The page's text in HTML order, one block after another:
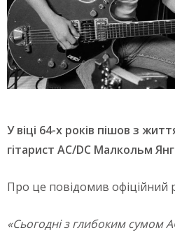
У віці 64-х років пішов з
гітарист AC/DC Малкольм
Про це повідомив офіційний
«Сьогодні з глибоким сумом